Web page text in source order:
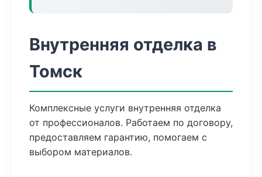
Внутренняя отделка в
Томск
Комплексные услуги внутренняя отделка
от профессионалов. Работаем по договору,
предоставляем гарантию, помогаем с
выбором материалов.